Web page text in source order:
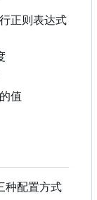
正则表达式
值
种配置方式